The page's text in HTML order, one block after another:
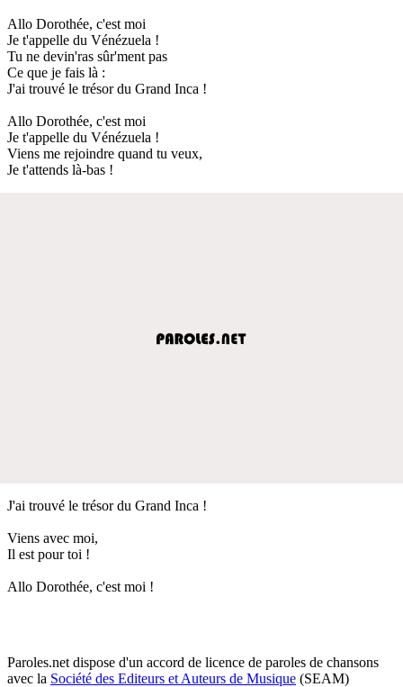
Allo Dorothée, c'est moi
Je t'appelle du Vénézuela !
Tu ne devin'ras sûr'ment pas
Ce que je fais là :
J'ai trouvé le trésor du Grand Inca !
Allo Dorothée, c'est moi
Je t'appelle du Vénézuela !
Viens me rejoindre quand tu veux,
Je t'attends là-bas !
J'ai trouvé le trésor du Grand Inca !
Viens avec moi,
Il est pour toi !
Allo Dorothée, c'est moi !
Paroles.net dispose d'un accord de licence de paroles de chansons
avec la Société des Editeurs et Auteurs de Musique (SEAM)